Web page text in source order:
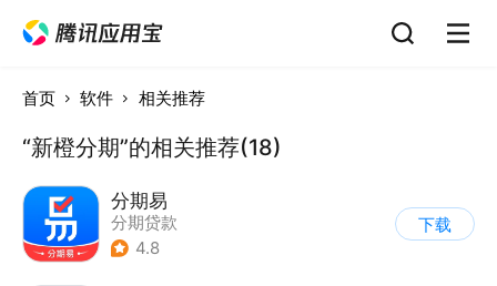
首页 软件 相关推荐
“新橙分期”的相关推荐(18)
分期易
分期贷款
4.8
下载